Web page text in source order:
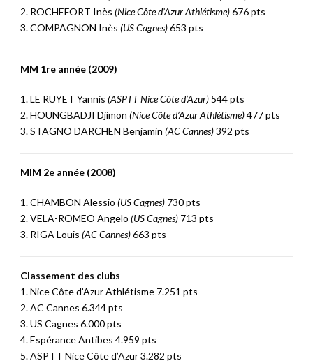
2. ROCHEFORT Inès (Nice Côte d’Azur Athlétisme)676 pts
3. COMPAGNON Inès (US Cagnes)653 pts
MM 1re année (2009)
1. LE RUYET Yannis (ASPTT Nice Côte d’Azur) 544 pts
2. HOUNGBADJI Djimon (Nice Côte d’Azur Athlétisme)477 pts
3. STAGNO DARCHEN Benjamin (AC Cannes)392 pts
MIM 2e année (2008)
1. CHAMBON Alessio (US Cagnes) 730 pts
2. VELA-ROMEO Angelo (US Cagnes) 713 pts
3. RIGA Louis (AC Cannes)663 pts
Classement des clubs
1. Nice Côte d’Azur Athlétisme 7.251 pts
2. AC Cannes 6.344 pts
3. US Cagnes 6.000 pts
4. Espérance Antibes 4.959 pts
5. ASPTT Nice Côte d’Azur 3.282 pts